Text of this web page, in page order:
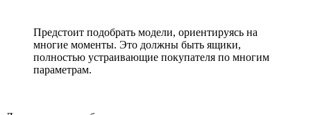
Предстоит подобрать модели, ориентируясь на
многие моменты. Это должны быть ящики,
полностью устраивающие покупателя по многим
параметрам.